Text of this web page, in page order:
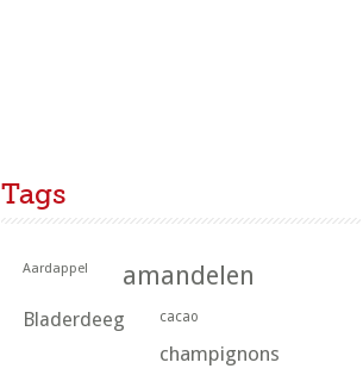
Tags
Aardappel amandelen
Bladerdeeg cacao
champignons